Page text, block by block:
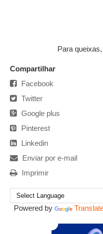
Para
Compartilhar
Facebook
Twitter
Google plus
Pinterest
Linkedin
Enviar por e-mail
Imprimir
Powered by